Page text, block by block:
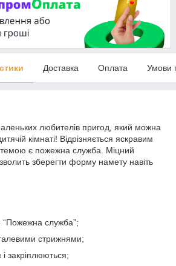
Доставка Оплата Умови
любителів пригод, який можна
кімнаті! Відрізняється яскравим
є пожежна служба. Міцний
зберегти форму намету навіть
служба”;
стрижнями;
і закріплюються;